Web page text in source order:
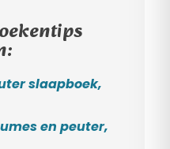
slaapboek,
en peuter,